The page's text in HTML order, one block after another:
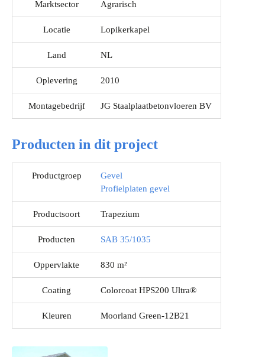
Marktsector Agrarisch
Locatie Lopikerkapel
Land NL
Oplevering 2010
Montagebedrijf JG Staalplaatbetonvloeren BV
Producten in dit project
Productgroep
Gevel
Profielplaten gevel
Productsoort Trapezium
Producten SAB 35/1035
Oppervlakte 830 m²
Coating Colorcoat HPS200 Ultra®
Kleuren Moorland Green-12B21